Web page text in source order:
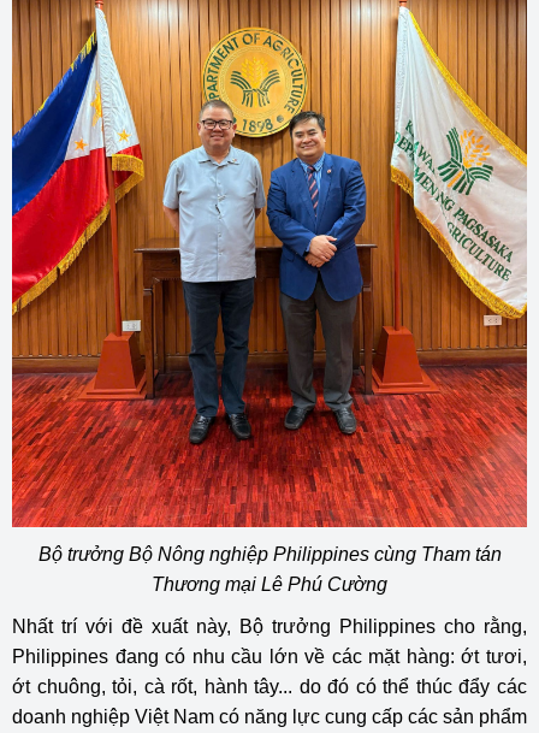
Bộ trưởng Bộ Nông nghiệp Philippines cùng Tham tán
Thương mại Lê Phú Cường
Nhất trí với đề xuất này, Bộ trưởng Philippines cho rằng,
Philippines đang có nhu cầu lớn về các mặt hàng: ớt tươi,
ớt chuông, tỏi, cà rốt, hành tây... do đó có thể thúc đẩy các
doanh nghiệp Việt Nam có năng lực cung cấp các sản phẩm